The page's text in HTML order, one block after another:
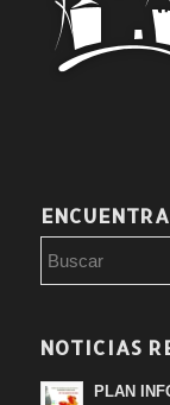
NOTICIAS
PLAN